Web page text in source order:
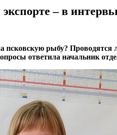
– в
рыбу? Проводятся
ответила начальник